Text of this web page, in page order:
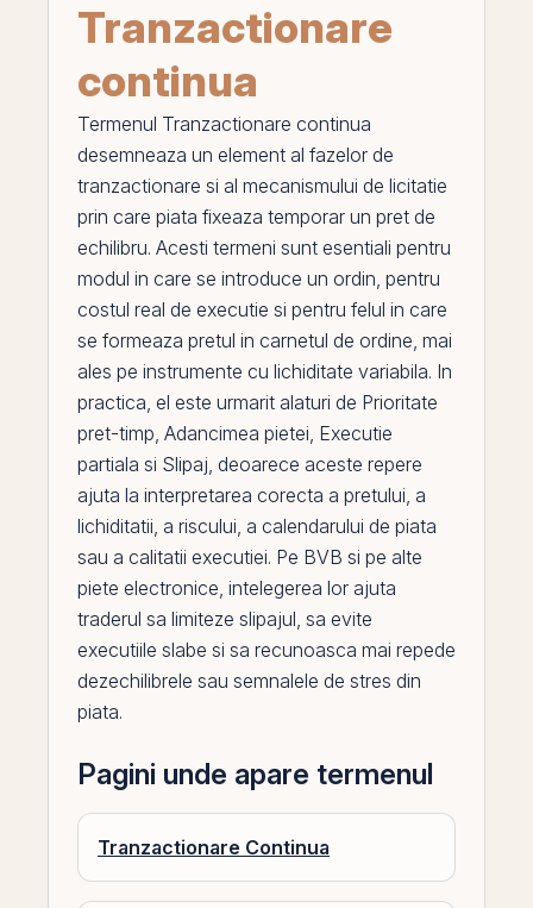
Tranzactionare
continua
Termenul Tranzactionare continua
desemneaza un element al fazelor de
tranzactionare si al mecanismului de licitatie
prin care piata fixeaza temporar un pret de
echilibru. Acesti termeni sunt esentiali pentru
modul in care se introduce un ordin, pentru
costul real de executie si pentru felul in care
se formeaza pretul in carnetul de ordine, mai
ales pe instrumente cu lichiditate variabila. In
practica, el este urmarit alaturi de Prioritate
pret-timp, Adancimea pietei, Executie
partiala si Slipaj, deoarece aceste repere
ajuta la interpretarea corecta a pretului, a
lichiditatii, a riscului, a calendarului de piata
sau a calitatii executiei. Pe BVB si pe alte
piete electronice, intelegerea lor ajuta
traderul sa limiteze slipajul, sa evite
executiile slabe si sa recunoasca mai repede
dezechilibrele sau semnalele de stres din
piata.
Pagini unde apare termenul
Tranzactionare Continua